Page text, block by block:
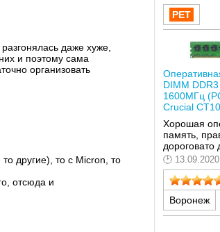
даже хуже,
и поэтому сама
организовать
другие), то с Micron, то
отсюда и
DIMM DDR3
1600МГц
Crucial
Хорошая
память,
дороговато
Воронеж